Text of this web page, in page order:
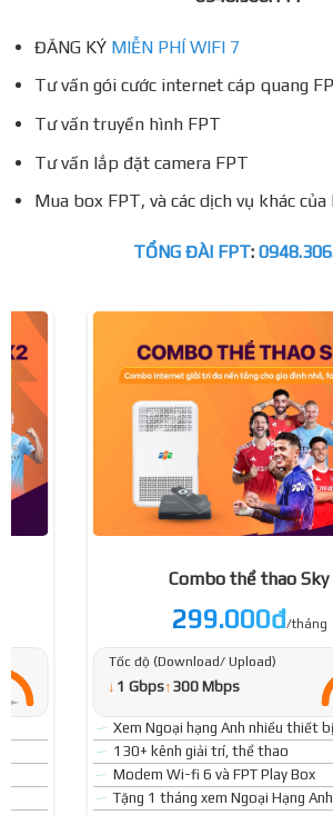
ĐĂNG KÝ MIỄN PHÍ WIFI 7
Tư vấn gói cước internet cáp quang
Tư vấn truyền hình FPT
Tư vấn lắp đặt camera FPT
Mua box FPT, và các dịch vụ khác của
TỔNG ĐÀI FPT:
Combo thể thao Sky
299.000đ/tháng
Tốc độ (Download/ Upload)
↓ 1 Gbps↑ 300 Mbps
Xem Ngoại hạng Anh nhiều thiết bị
130+ kênh giải trí, thể thao
Modem Wi-fi 6 và FPT Play Box
Tặng 1 tháng xem Ngoại Hạng Anh